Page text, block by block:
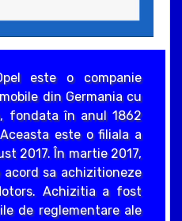
este o companie
din Germania cu
fondata în anul 1862
este o filiala a
2017. În martie 2017,
acord sa achizitioneze
Achizitia a fost
de reglementare ale